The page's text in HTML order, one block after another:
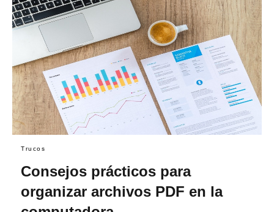
Trucos
Consejos prácticos para
organizar archivos PDF en la